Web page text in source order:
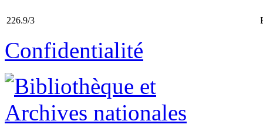
226.9/3
Confidentialité